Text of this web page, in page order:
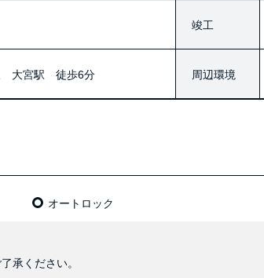
竣工
大宮駅 徒歩6分 周辺環境
オートロック
承ください。